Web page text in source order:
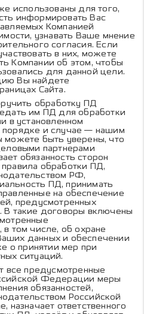
использованы для того,
информировать Вас
Компанией
узнавать Ваше мнение
согласия. Если
в них, можете
Компании об этом, чтобы
для данной цели.
Вы найдете
Сайта.
обработку ПД
им ПД для обработки
в установленном
порядке и случае — нашим
быть уверены, что
партнерами
обязанность сторон
обработки ПД,
РФ,
ПД, принимать
на обеспечение
предусмотренных
В такие договоры включены
том числе, об охране
данных и обеспечении
о принятии мер при
ситуаций.
все предусмотренные
Федерации меры
обязанностей,
Российской
ответственного